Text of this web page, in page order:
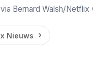
Bernard Walsh/
Nieuws